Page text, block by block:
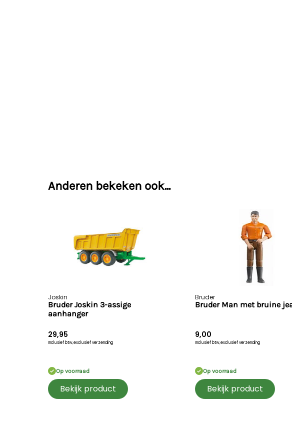
Anderen bekeken ook...
Joskin
Bruder Joskin 3-assige
aanhanger
29,95
Inclusief btw,exclusief verzending
Op voorraad
Bekijk product
Bruder
Bruder Man met bruine
9,00
Inclusief btw,exclusief verzending
Op voorraad
Bekijk product